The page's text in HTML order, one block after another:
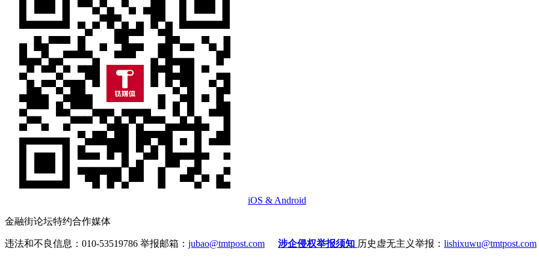
iOS & Android
金融街论坛特约合作媒体
违法和不良信息：010-53519786 举报邮箱： jubao@tmtpost.com 涉企侵权举报须知 历史虚无主义举报： lishixuwu@tmtpost.com